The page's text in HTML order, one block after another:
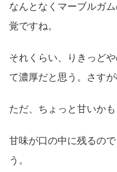
なんとなくマーブルガ
覚ですね。
それくらい、りきっど
て濃厚だと思う。さすが
ただ、ちょっと甘いかも
甘味が口の中に残るの
う。